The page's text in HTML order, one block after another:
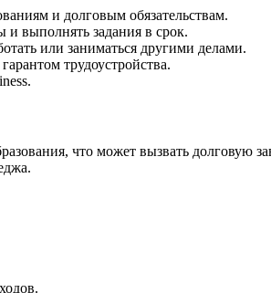
и долговым обязательствам.
и выполнять задания в срок.
или заниматься другими делами.
трудоустройства.
что может вызвать долговую